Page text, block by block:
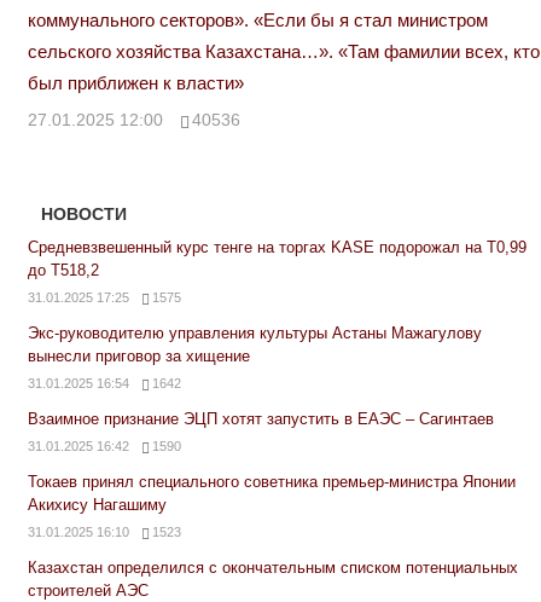
коммунального секторов». «Если бы я стал министром
сельского хозяйства Казахстана…». «Там фамилии всех, кто
был приближен к власти»
27.01.2025 12:00 40536
НОВОСТИ
Средневзвешенный курс тенге на торгах KASE подорожал на Т0,99
до Т518,2
31.01.2025 17:25 1575
Экс-руководителю управления культуры Астаны Мажагулову
вынесли приговор за хищение
31.01.2025 16:54 1642
Взаимное признание ЭЦП хотят запустить в ЕАЭС – Сагинтаев
31.01.2025 16:42 1590
Токаев принял специального советника премьер-министра Японии
Акихису Нагашиму
31.01.2025 16:10 1523
Казахстан определился с окончательным списком потенциальных
строителей АЭС